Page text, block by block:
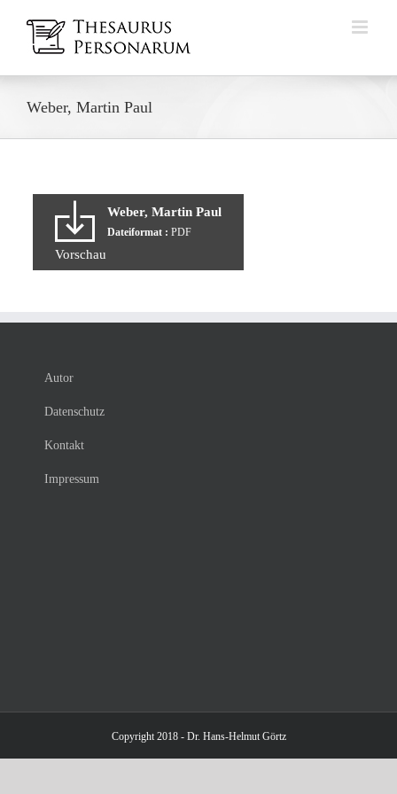
Inhalt
springen
Weber, Martin Paul
Weber, Martin Paul
Dateiformat : PDF
Vorschau
Autor
Datenschutz
Kontakt
Impressum
Copyright 2018 - Dr. Hans-Helmut Görtz